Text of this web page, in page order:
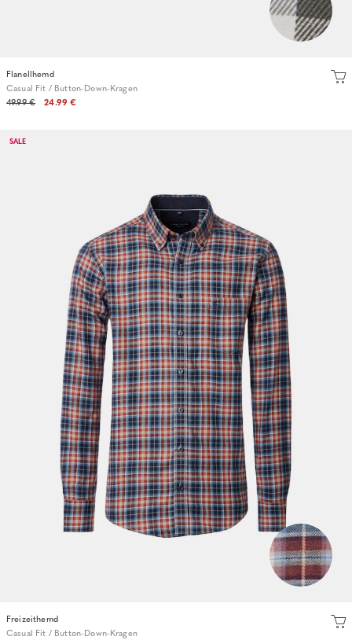
Flanellhemd
Casual Fit / Button-Down-Kragen
49.99 €
24.99 €
SALE
Freizeithemd
Casual Fit / Button-Down-Kragen